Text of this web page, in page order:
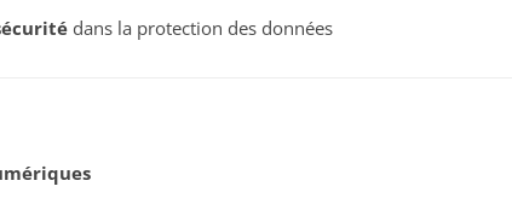
dans la protection des données